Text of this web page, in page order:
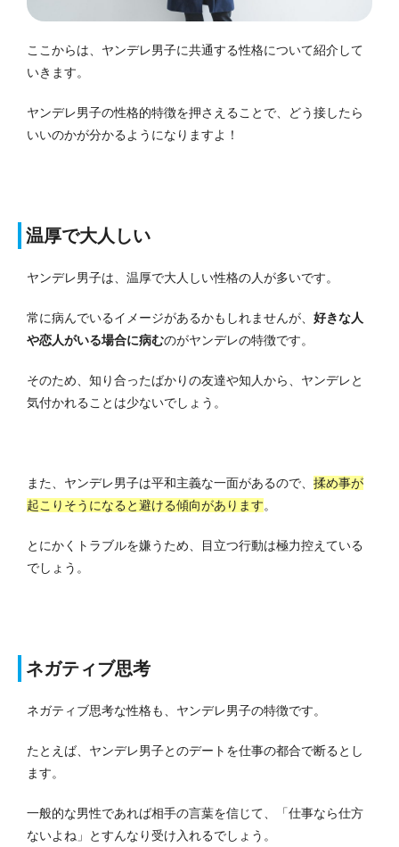
ここからは、ヤンデレ男子に共通する性格について紹介して
いきます。
ヤンデレ男子の性格的特徴を押さえることで、どう接したら
いいのかが分かるようになりますよ！
温厚で大人しい
ヤンデレ男子は、温厚で大人しい性格の人が多いです。
常に病んでいるイメージがあるかもしれませんが、 好きな人
や恋人がいる場合に病むのがヤンデレの特徴です。
そのため、知り合ったばかりの友達や知人から、ヤンデレと
気付かれることは少ないでしょう。
また、ヤンデレ男子は平和主義な一面があるので、 揉め事が
起こりそうになると避ける傾向があります。
とにかくトラブルを嫌うため、目立つ行動は極力控えている
でしょう。
ネガティブ思考
ネガティブ思考な性格も、ヤンデレ男子の特徴です。
たとえば、ヤンデレ男子とのデートを仕事の都合で断るとし
ます。
一般的な男性であれば相手の言葉を信じて、「仕事なら仕方
ないよね」とすんなり受け入れるでしょう。